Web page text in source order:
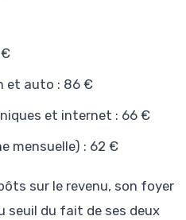
et auto : 86 €
et internet : 66 €
mensuelle) : 62 €
sur le revenu, son foyer
seuil du fait de ses deux